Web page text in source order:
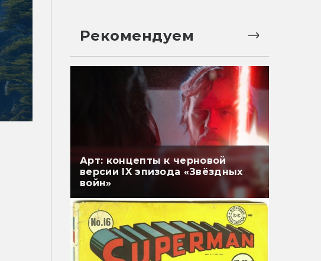
Рекомендуем
Арт: концепты к черновой
версии IX эпизода «Звёздных
войн»